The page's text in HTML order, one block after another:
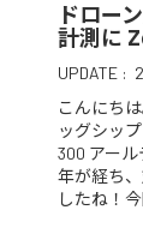
ドロー
計測に
UPDATE :
こんにち
ッグシッ
300 アー
年が経ち
したね！